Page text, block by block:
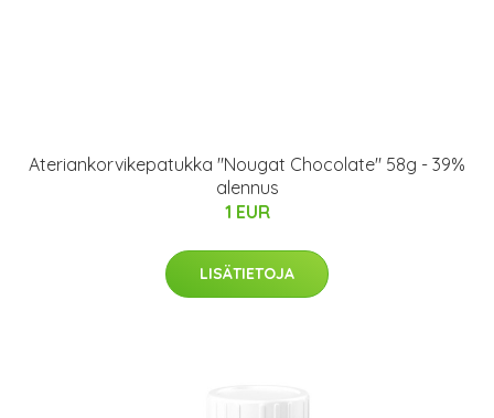
Ateriankorvikepatukka "Nougat Chocolate" 58g - 39%
alennus
1 EUR
LISÄTIETOJA